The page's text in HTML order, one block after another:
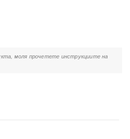
моля прочетете инструкциите на